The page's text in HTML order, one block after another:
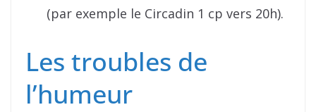
(par exemple le Circadin 1 cp vers 20h).
Les troubles de
l’humeur